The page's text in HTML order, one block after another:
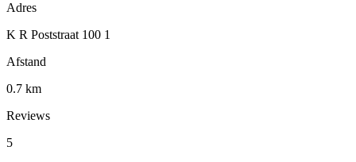
Adres
K R Poststraat 100 1
Afstand
0.7 km
Reviews
5